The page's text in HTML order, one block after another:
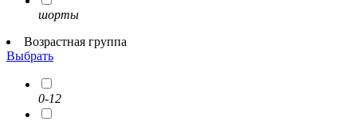
шорты
Возрастная группа
Выбрать
0-12